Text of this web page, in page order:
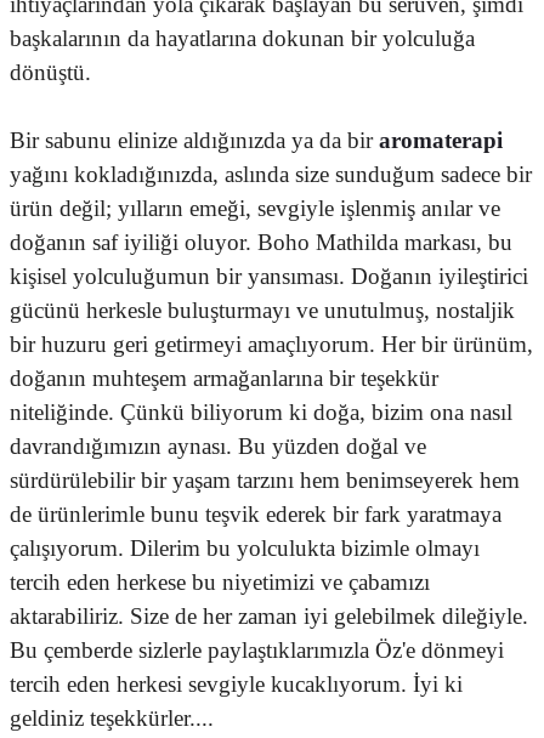
başkalarının da hayatlarına dokunan bir yolculuğa
dönüştü.
Bir sabunu elinize aldığınızda ya da biraromaterapi
yağını kokladığınızda, aslında size sunduğum sadece bir
ürün değil; yılların emeği, sevgiyle işlenmiş anılar ve
doğanın saf iyiliği oluyor. Boho Mathilda markası, bu
kişisel yolculuğumun bir yansıması. Doğanın iyileştirici
gücünü herkesle buluşturmayı ve unutulmuş, nostaljik
bir huzuru geri getirmeyi amaçlıyorum. Her bir ürünüm,
doğanın muhteşem armağanlarına bir teşekkür
niteliğinde. Çünkü biliyorum ki doğa, bizim ona nasıl
davrandığımızın aynası. Bu yüzden doğal ve
sürdürülebilir bir yaşam tarzını hem benimseyerek hem
de ürünlerimle bunu teşvik ederek bir fark yaratmaya
çalışıyorum. Dilerim bu yolculukta bizimle olmayı
tercih eden herkese bu niyetimizi ve çabamızı
aktarabiliriz. Size de her zaman iyi gelebilmek dileğiyle.
Bu çemberde sizlerle paylaştıklarımızla Öz'e dönmeyi
tercih eden herkesi sevgiyle kucaklıyorum. İyi ki
geldiniz teşekkürler....